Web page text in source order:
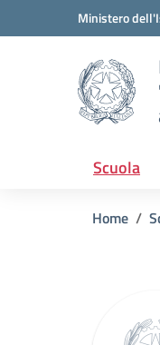
Vai ai contenuti
Vai al menu di navigazione
Ministero
Scuola
Home